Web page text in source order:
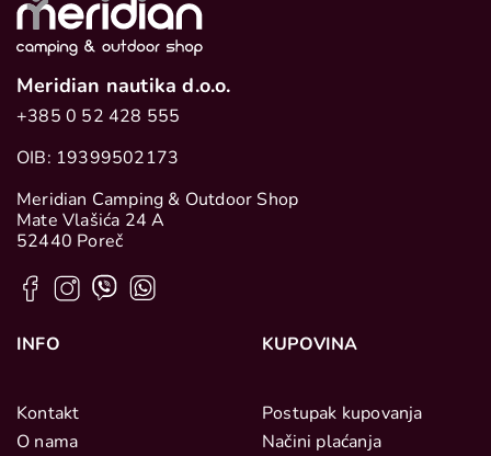
Meridian nautika d.o.o.
+385 0 52 428 555
OIB: 19399502173
Meridian Camping & Outdoor Shop
Mate Vlašića 24 A
52440 Poreč
INFO
Kontakt
O nama
KUPOVINA
Postupak kupovanja
Načini plaćanja